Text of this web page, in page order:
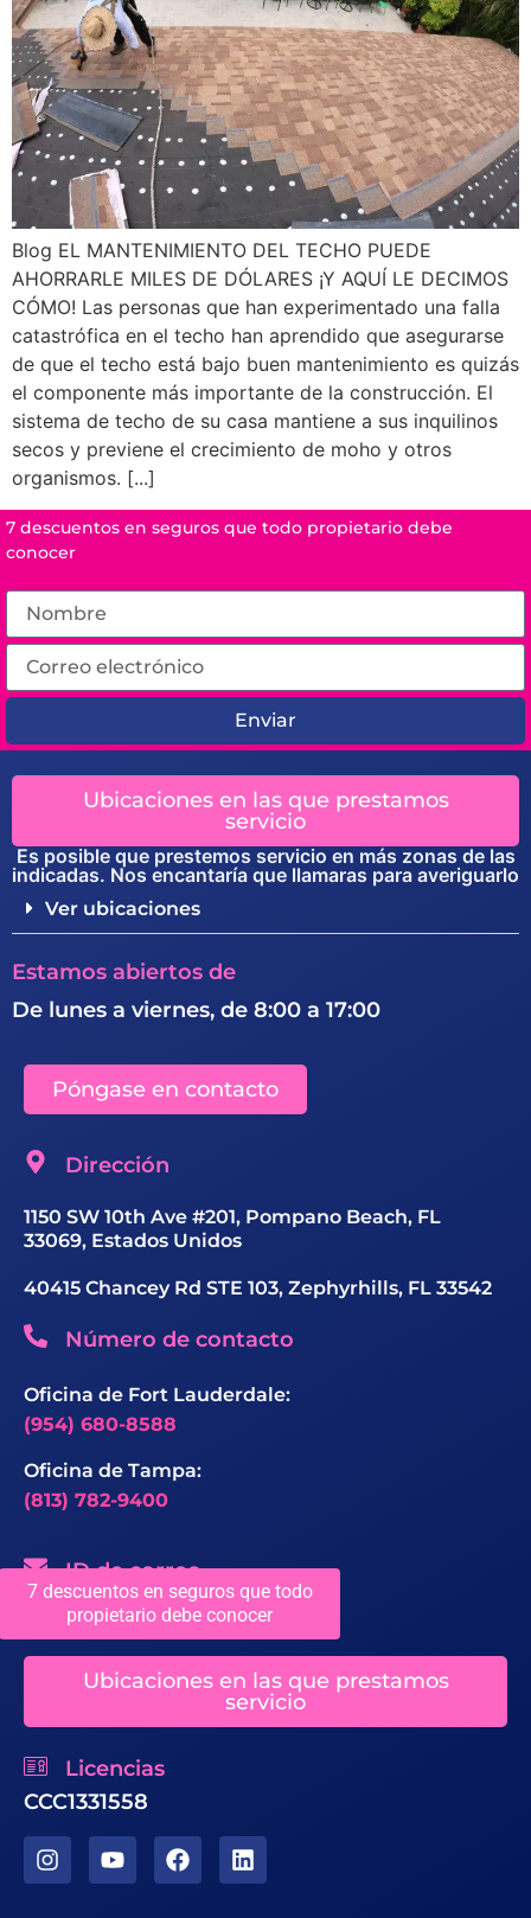
Blog EL MANTENIMIENTO DEL TECHO PUEDE
AHORRARLE MILES DE DÓLARES ¡Y AQUÍ LE DECIMOS
CÓMO! Las personas que han experimentado una falla
catastrófica en el techo han aprendido que asegurarse
de que el techo está bajo buen mantenimiento es quizás
el componente más importante de la construcción. El
sistema de techo de su casa mantiene a sus inquilinos
secos y previene el crecimiento de moho y otros
organismos. [...]
7 descuentos en seguros que todo
propietario debe conocer
7 descuentos en seguros que todo propietario debe
conocer
Enviar
Ubicaciones en las que prestamos
servicio
Es posible que prestemos servicio en más zonas de las
indicadas. Nos encantaría que llamaras para averiguarlo
Ver ubicaciones
Estamos abiertos de
De lunes a viernes, de 8:00 a 17:00
Póngase en contacto
Dirección
1150 SW 10th Ave #201, Pompano Beach, FL
33069, Estados Unidos
40415 Chancey Rd STE 103, Zephyrhills, FL 33542
Número de contacto
Oficina de Fort Lauderdale:
(954) 680-8588
Oficina de Tampa:
(813) 782-9400
ID de correo
sales@chaseroofing.com
Ubicaciones en las que prestamos
servicio
Licencias
CCC1331558